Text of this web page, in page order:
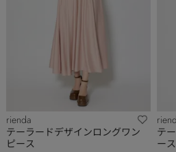
rienda
テーラードデザインロングワン
ピース
テ
ース